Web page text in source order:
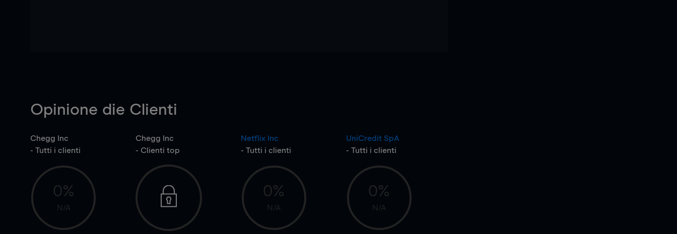
Opinione die Clienti
Chegg Inc
- Tutti i clienti
0%
N/A
Chegg Inc
- Clienti top
Netflix Inc
- Tutti i clienti
0%
N/A
UniCredit SpA
- Tutti i clienti
0%
N/A